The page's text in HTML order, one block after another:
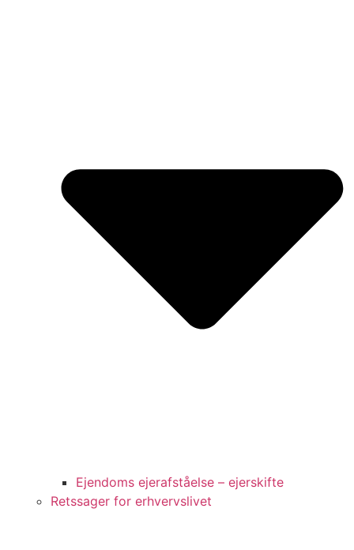
Ejendoms ejerafståelse – ejerskifte
Retssager for erhvervslivet